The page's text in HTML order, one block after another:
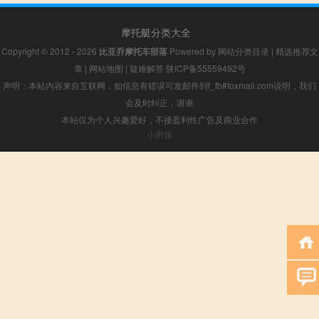
摩托艇分类大全
Copyright © 2012 - 2026 比亚乔摩托车部落Powered by 网站分类目录 | 精选推荐文
章 | 网站地图 | 疑难解答 陕ICP备55559492号
声明：本站内容来自互联网，如信息有错误可发邮件到f_fb#foxmail.com说明，我们
会及时纠正，谢谢
本站仅为个人兴趣爱好，不接盈利性广告及商业合作
小男孩